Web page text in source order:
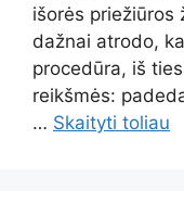
išorės priežiūros
dažnai atrodo,
procedūra, iš
reikšmės:
… Skaityti toliau